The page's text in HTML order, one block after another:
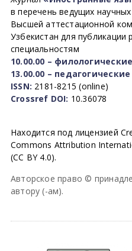
в перечень ведущих
Высшей аттестационной
Узбекистан для публикации
специальностям
10.00.00 –
13.00.00 –
ISSN: 2181-8215 (online)
Crossref DOI: 10.36078
Находится под лицензией
Commons Attribution
(CC BY 4.0).
Авторское право ©
автору (-ам).